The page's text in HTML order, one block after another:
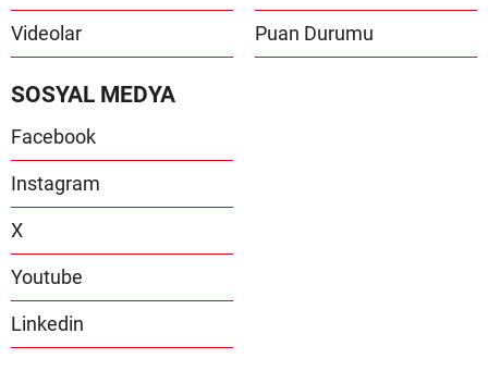
Videolar Puan Durumu
SOSYAL MEDYA
Facebook
Instagram
X
Youtube
Linkedin